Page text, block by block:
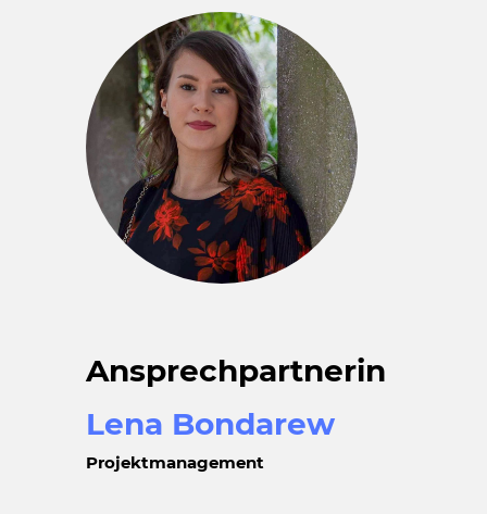
Ansprechpartnerin
Lena Bondarew
Projektmanagement